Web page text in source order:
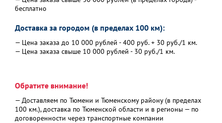
бесплатно
Доставка за городом (в пределах 100 км):
— Цена заказа до 10 000 рублей - 400 руб. + 30 руб./1 км.
— Цена заказа свыше 10 000 рублей - 30 руб./1 км.
Обратите внимание!
— Доставляем по Тюмени и Тюменскому району (в пределах
100 км.), доставка по Тюменской области и в регионы — по
договоренности через транспортные компании